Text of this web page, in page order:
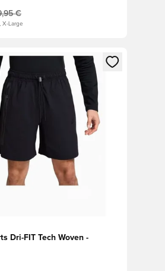
€
X-Large
als Mitglied
neues Fenster zum Anmelden oder
Dri-FIT Tech Woven -